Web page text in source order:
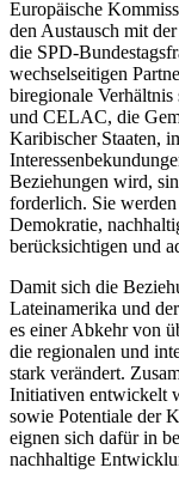
Europäische
den Austausch mit
die SPD-
wechselseitigen
biregionale
und CELAC, die
Karibischer Staaten,
Beziehungen wird,
forderlich. Sie
Demokratie,
berücksichtigen und
Damit sich die
Lateinamerika und
es einer Abkehr von
die regionalen und
stark verändert.
Initia­tiven entwickelt
sowie Potentiale der
eignen sich dafür in
nachhaltige